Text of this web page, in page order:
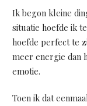
Ik begon kleine
situatie hoefde ik
hoefde perfect te
meer energie dan
emotie.
Toen ik dat